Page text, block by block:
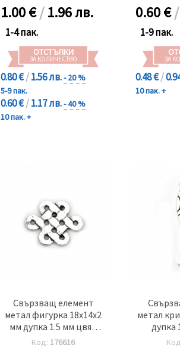
1.00€/1.96 лв.
1-4 пак.
ОТСТЪПКИ
ЗА КОЛИЧЕСТВО
0.80 €/1.56 лв.- 20 %
5-9 пак.
0.60 €/1.17 лв.- 40 %
10 пак. +
0.60€/
1-9 пак.
ЗА
0.48 €/
10 пак. +
Свързващ елемент
метал фигурка 18x14x2
мм дупка 1.5 мм цвят
сребро -10 броя
Код: 176616
метал
дупка